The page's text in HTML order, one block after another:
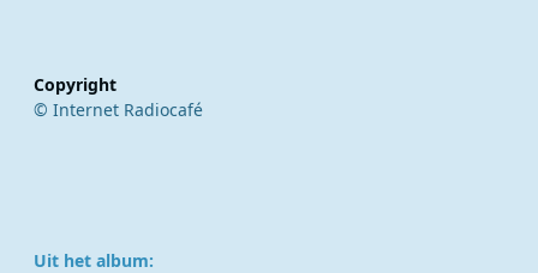
Copyright
© Internet Radiocafé
Uit het album: